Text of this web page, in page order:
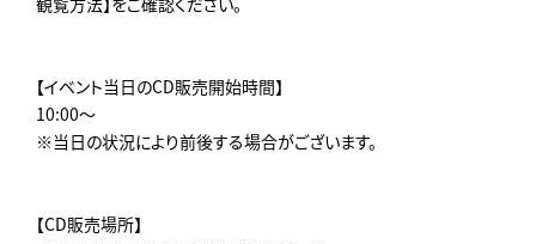
【イベント当日のCD販売開始時間】
10:00～
※当日の状況により前後する場合がございます。
【CD販売場所】